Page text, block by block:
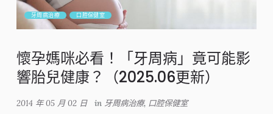
牙周病治療 口腔保健室
懷孕媽咪必看！「牙周病」竟可能影
響胎兒健康？（2025.06更新）
2014 年 05 月 02 日 in 牙周病治療, 口腔保健室